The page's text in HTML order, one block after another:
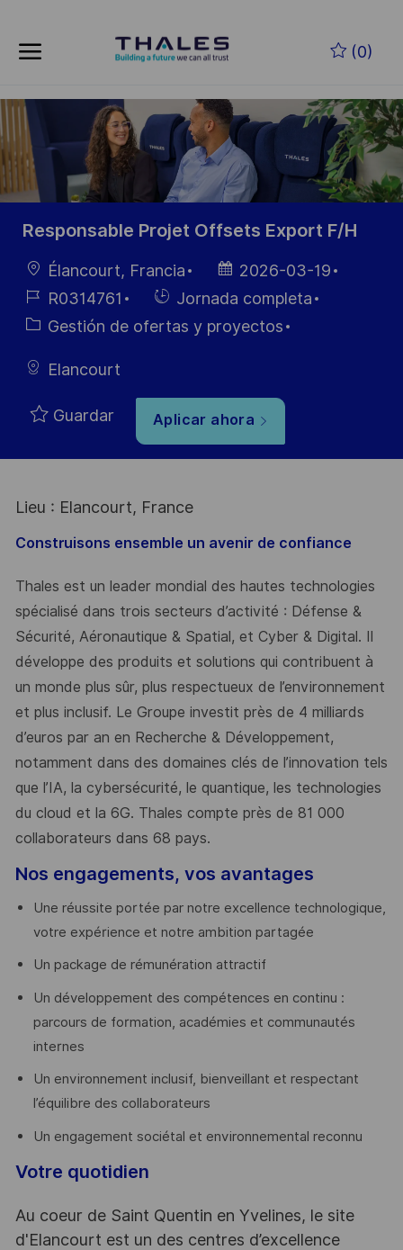
(0)
-
Responsable Projet Offsets Export F/H
Ubicación
Élancourt, Francia
Fecha de
publicación
2026-03-19
ID de
empleo
R0314761
Hiring
Type
Jornada completa
Categoría
Gestión de ofertas y proyectos
Elancourt
Guardar Aplicar ahora
Lieu : Elancourt, France
Construisons ensemble un avenir de confiance
Thales est un leader mondial des hautes technologies
spécialisé dans trois secteurs d’activité : Défense &
Sécurité, Aéronautique & Spatial, et Cyber & Digital. Il
développe des produits et solutions qui contribuent à
un monde plus sûr, plus respectueux de l’environnement
et plus inclusif. Le Groupe investit près de 4 milliards
d’euros par an en Recherche & Développement,
notamment dans des domaines clés de l’innovation tels
que l’IA, la cybersécurité, le quantique, les technologies
du cloud et la 6G. Thales compte près de 81 000
collaborateurs dans 68 pays.
Nos engagements, vos avantages
Une réussite portée par notre excellence technologique,
votre expérience et notre ambition partagée
Un package de rémunération attractif
Un développement des compétences en continu :
parcours de formation, académies et communautés
internes
Un environnement inclusif, bienveillant et respectant
l’équilibre des collaborateurs
Un engagement sociétal et environnemental reconnu
Votre quotidien
Au coeur de Saint Quentin en Yvelines, le site
d'Elancourt est un des centres d’excellence